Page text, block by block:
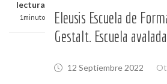
lectura
1minuto
Eleusis Escuela de
Gestalt. Escuela
12 Septiembre 2022